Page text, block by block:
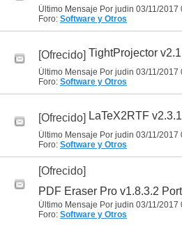
Último Mensaje Por judin 03/11/2017
Foro: Software y Otros
[Ofrecido] TightProjector
Último Mensaje Por judin 03/11/2017
Foro: Software y Otros
[Ofrecido] LaTeX2RTF
Último Mensaje Por judin 03/11/2017
Foro: Software y Otros
[Ofrecido]
PDF Eraser Pro v1.8.3.2
Último Mensaje Por judin 03/11/2017
Foro: Software y Otros